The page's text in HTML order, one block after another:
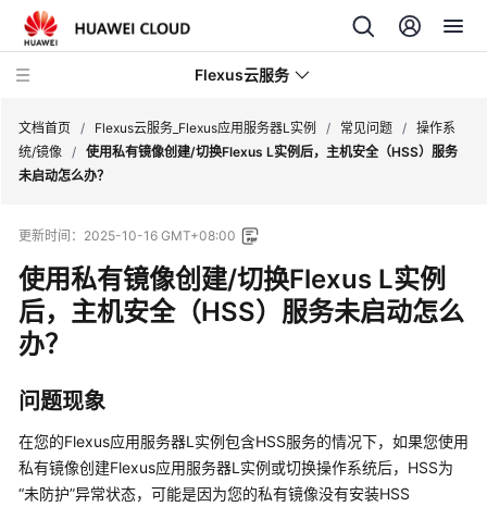
Flexus云服务
新
动
态
品
绍
快
文档首页 / Flexus云服务_Flexus应用服务器L实例 / 常见问题 / 操作系
统/镜像 / 使用私有镜像创建/切换Flexus L实例后，主机安全（HSS）服务
未启动怎么办？
更新时间： 2025-10-16 GMT+08:00
使用私有镜像创建/切换Flexus L实例
后，主机安全（HSS）服务未启动怎么
办？
问题现象
在您的Flexus应用服务器L实例包含HSS服务的情况下，如果您使用
私有镜像创建Flexus应用服务器L实例或切换操作系统后，HSS为
“未防护”异常状态，可能是因为您的私有镜像没有安装HSS